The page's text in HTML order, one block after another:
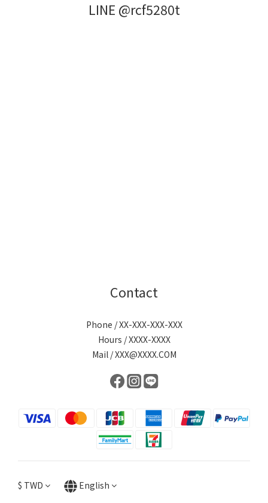
LINE @rcf5280t
Contact
Phone / XX-XXX-XXX-XXX
Hours / XXXX-XXXX
Mail / XXX@XXXX.COM
$ TWD English